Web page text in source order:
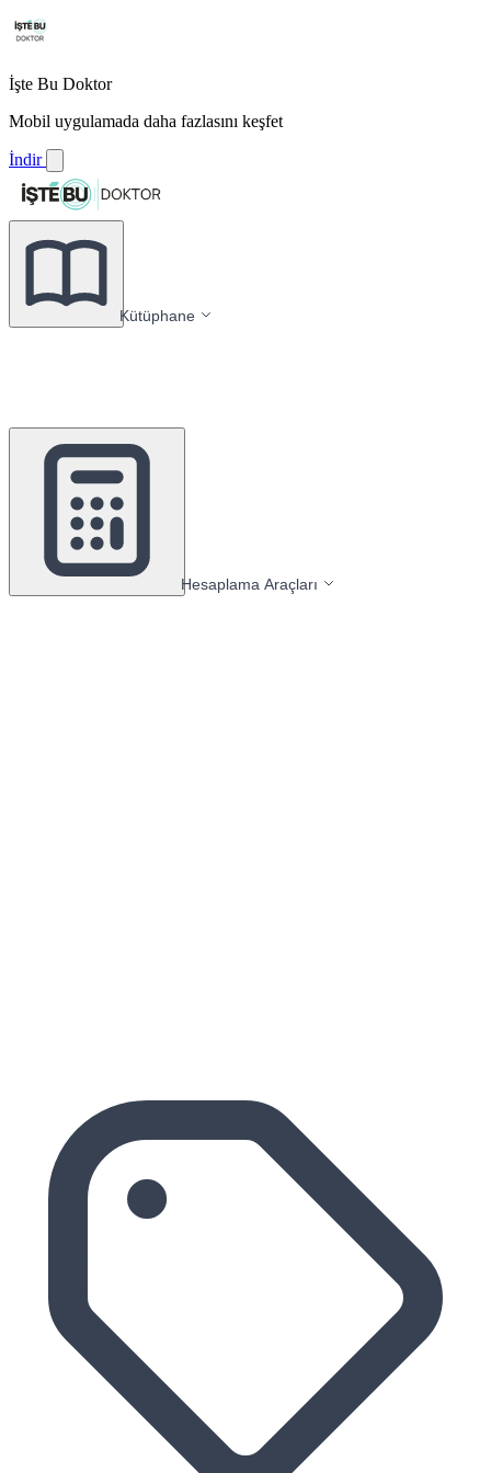
İşte Bu Doktor
Mobil uygulamada daha fazlasını keşfet
İndir
Kütüphane
Hesaplama Araçları